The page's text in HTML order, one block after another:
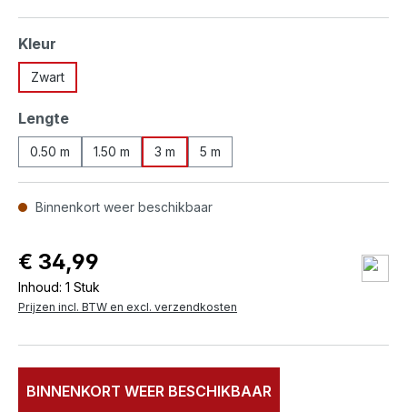
Selecteer
Kleur
Zwart
Selecteer
Lengte
0.50 m 1.50 m 3 m 5 m
Binnenkort weer beschikbaar
€ 34,99
Inhoud: 1 Stuk
Prijzen incl. BTW en excl. verzendkosten
BINNENKORT WEER BESCHIKBAAR